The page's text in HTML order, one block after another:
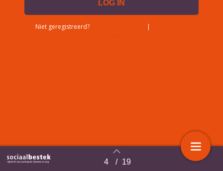
Terug naar overzicht 4 / 19
Niet geregistreerd? |